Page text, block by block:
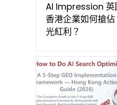
AI Impression 英
香港企業如何搶
光紅利？